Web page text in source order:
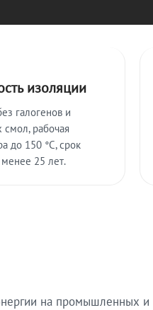
изоляции
галогенов и
рабочая
до 150 °C, срок
25 лет.
на промышленных и